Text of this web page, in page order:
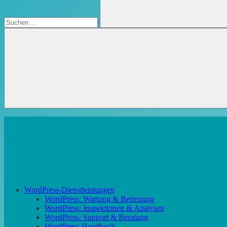
Suchen
WordPress-Dienstleistungen
WordPress: Wartung & Betreuung
WordPress: Inspektionen & Analysen
WordPress: Support & Beratung